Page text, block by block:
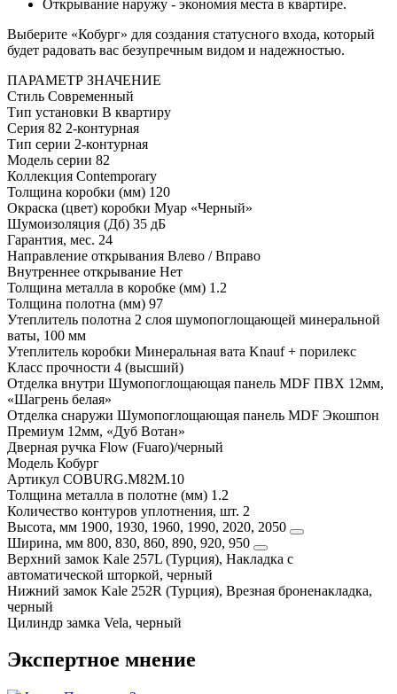
Открывание наружу - экономия места в квартире.
Выберите «Кобург» для создания статусного входа, который
будет радовать вас безупречным видом и надежностью.
ПАРАМЕТР ЗНАЧЕНИЕ
Стиль Современный
Тип установки В квартиру
Серия 82 2-контурная
Тип серии 2-контурная
Модель серии 82
Коллекция Contemporary
Толщина коробки (мм) 120
Окраска (цвет) коробки Муар «Черный»
Шумоизоляция (Дб) 35 дБ
Гарантия, мес. 24
Направление открывания Влево / Вправо
Внутреннее открывание Нет
Толщина металла в коробке (мм) 1.2
Толщина полотна (мм) 97
Утеплитель полотна 2 слоя шумопоглощающей минеральной
ваты, 100 мм
Утеплитель коробки Минеральная вата Knauf + порилекс
Класс прочности 4 (высший)
Отделка внутри Шумопоглощающая панель MDF ПВХ 12мм,
«Шагрень белая»
Отделка снаружи Шумопоглощающая панель MDF Экошпон
Премиум 12мм, «Дуб Вотан»
Дверная ручка Flow (Fuaro)/черный
Модель Кобург
Артикул COBURG.M82M.10
Толщина металла в полотне (мм) 1.2
Количество контуров уплотнения, шт. 2
Высота, мм 1900, 1930, 1960, 1990, 2020, 2050
Ширина, мм 800, 830, 860, 890, 920, 950
Верхний замок Kale 257L (Турция), Накладка с
автоматической шторкой, черный
Нижний замок Kale 252R (Турция), Врезная броненакладка,
черный
Цилиндр замка Vela, черный
Экспертное мнение